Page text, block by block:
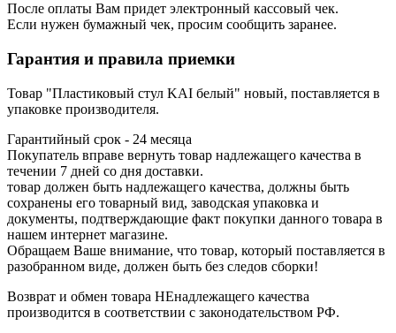
После оплаты Вам придет электронный кассовый чек.
Если нужен бумажный чек, просим сообщить заранее.
Гарантия и правила приемки
Товар "Пластиковый стул KAI белый" новый, поставляется в
упаковке производителя.
Гарантийный срок - 24 месяца
Покупатель вправе вернуть товар надлежащего качества в
течении 7 дней со дня доставки.
товар должен быть надлежащего качества, должны быть
сохранены его товарный вид, заводская упаковка и
документы, подтверждающие факт покупки данного товара в
нашем интернет магазине.
Обращаем Ваше внимание, что товар, который поставляется в
разобранном виде, должен быть без следов сборки!
Возврат и обмен товара НЕнадлежащего качества
производится в соответствии с законодательством РФ.